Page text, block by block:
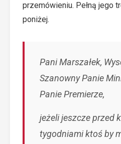
przemówieniu. Pełną jego
poniżej.
Pani Marszałek,
Szanowny Panie
Panie Premierze,
jeżeli jeszcze przed
tygodniami ktoś by